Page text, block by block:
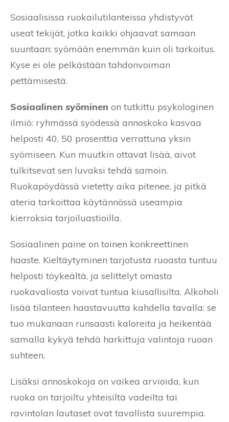
Sosiaalisissa ruokailutilanteissa yhdistyvät
useat tekijät, jotka kaikki ohjaavat samaan
suuntaan: syömään enemmän kuin oli tarkoitus.
Kyse ei ole pelkästään tahdonvoiman
pettämisestä.
Sosiaalinen syöminen on tutkittu psykologinen
ilmiö: ryhmässä syödessä annoskoko kasvaa
helposti 40, 50 prosenttia verrattuna yksin
syömiseen. Kun muutkin ottavat lisää, aivot
tulkitsevat sen luvaksi tehdä samoin.
Ruokapöydässä vietetty aika pitenee, ja pitkä
ateria tarkoittaa käytännössä useampia
kierroksia tarjoiluastioilla.
Sosiaalinen paine on toinen konkreettinen
haaste. Kieltäytyminen tarjotusta ruoasta tuntuu
helposti töykeältä, ja selittelyt omasta
ruokavaliosta voivat tuntua kiusallisilta. Alkoholi
lisää tilanteen haastavuutta kahdella tavalla: se
tuo mukanaan runsaasti kaloreita ja heikentää
samalla kykyä tehdä harkittuja valintoja ruoan
suhteen.
Lisäksi annoskokoja on vaikea arvioida, kun
ruoka on tarjoiltu yhteisiltä vadeilta tai
ravintolan lautaset ovat tavallista suurempia.